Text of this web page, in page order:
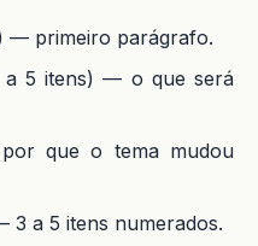
— primeiro parágrafo.
a 5 itens) — o que será
que o tema mudou
a 5 itens numerados.